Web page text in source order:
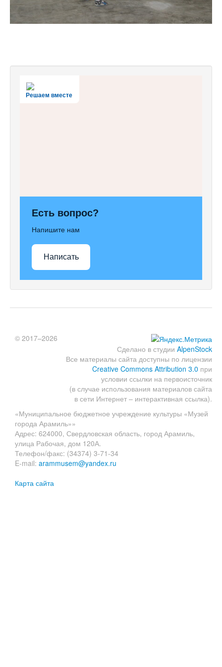
Решаем вместе
Есть вопрос?
Напишите нам
Написать
Сделано в студии AlpenStock
Все материалы сайта доступны по лицензии
Creative Commons Attribution 3.0 при
условии ссылки на первоисточник
(в случае использования материалов сайта
в сети Интернет – интерактивная ссылка).
© 2017–2026
«Муниципальное бюджетное учреждение культуры «Музей
города Арамиль»»
Адрес: 624000, Свердловская область, город Арамиль,
улица Рабочая, дом 120А.
Телефон/факс: (34374) 3-71-34
E-mail: arammusem@yandex.ru
Карта сайта